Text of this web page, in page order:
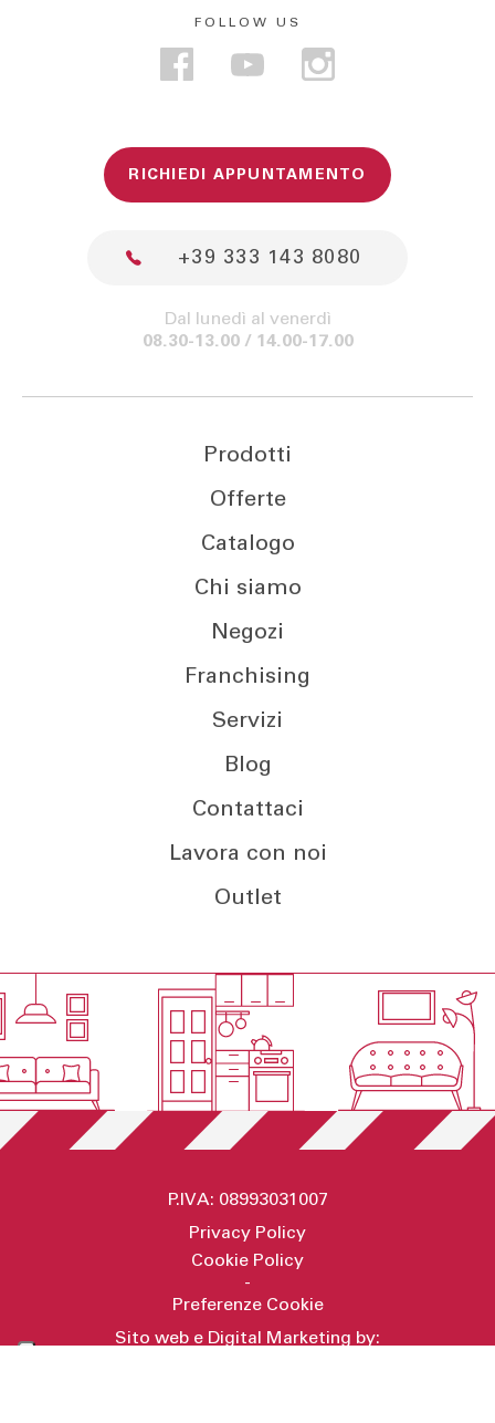
FOLLOW US
RICHIEDI APPUNTAMENTO
+39 333 143 8080
Dal lunedì al venerdì
08.30-13.00 / 14.00-17.00
Prodotti
Offerte
Catalogo
Chi siamo
Negozi
Franchising
Servizi
Blog
Contattaci
Lavora con noi
Outlet
P.IVA: 08993031007
Privacy Policy
Cookie Policy
-
Preferenze Cookie
Sito web e Digital Marketing by: